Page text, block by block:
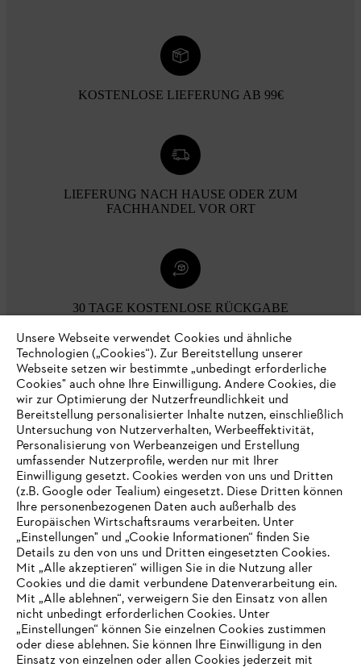
KOSTENLOSE LIEFERUNG AB 99€
LIEFERUNG NACH HAUSE ODER ZUM
FACHHANDEL VOR ORT
30 TAGE KOSTENLOSE RÜCKGABE
Zahlungsmöglichkeiten
Unternehmen
Online Shop
IHR BROWSER WIRD NICHT
UNTERSTÜTZT
Unsere Webseite verwendet Cookies und ähnliche
Technologien („Cookies“). Zur Bereitstellung unserer
Webseite setzen wir bestimmte „unbedingt erforderliche
Cookies" auch ohne Ihre Einwilligung. Andere Cookies, die
wir zur Optimierung der Nutzerfreundlichkeit und
Bereitstellung personalisierter Inhalte nutzen, einschließlich
Untersuchung von Nutzerverhalten, Werbeeffektivität,
Personalisierung von Werbeanzeigen und Erstellung
umfassender Nutzerprofile, werden nur mit Ihrer
Einwilligung gesetzt. Cookies werden von uns und Dritten
(z.B. Google oder Tealium) eingesetzt. Diese Dritten können
Ihre personenbezogenen Daten auch außerhalb des
Europäischen Wirtschaftsraums verarbeiten. Unter
„Einstellungen" und „Cookie Informationen“ finden Sie
Details zu den von uns und Dritten eingesetzten Cookies.
Mit „Alle akzeptieren“ willigen Sie in die Nutzung aller
Cookies und die damit verbundene Datenverarbeitung ein.
Mit „Alle ablehnen“, verweigern Sie den Einsatz von allen
nicht unbedingt erforderlichen Cookies. Unter
„Einstellungen“ können Sie einzelnen Cookies zustimmen
oder diese ablehnen. Sie können Ihre Einwilligung in den
Einsatz von einzelnen oder allen Cookies jederzeit mit